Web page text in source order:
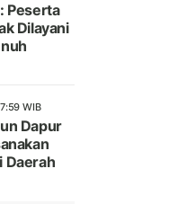
Peserta
Dilayani
WIB
Dapur
Daerah